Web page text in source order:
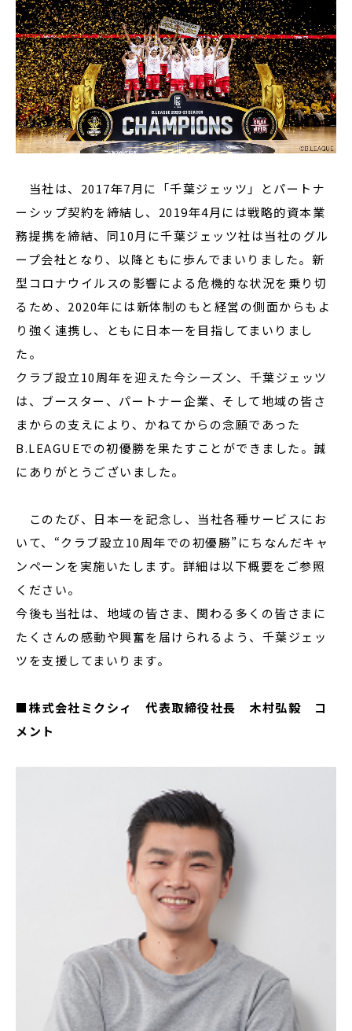
当社は、2017年7月に「千葉ジェッツ」とパートナ
ーシップ契約を締結し、2019年4月には戦略的資本業
務提携を締結、同10月に千葉ジェッツ社は当社のグル
ープ会社となり、以降ともに歩んでまいりました。新
型コロナウイルスの影響による危機的な状況を乗り切
るため、2020年には新体制のもと経営の側面からもよ
り強く連携し、ともに日本一を目指してまいりまし
た。
クラブ設立10周年を迎えた今シーズン、千葉ジェッツ
は、ブースター、パートナー企業、そして地域の皆さ
まからの支えにより、かねてからの念願であった
B.LEAGUEでの初優勝を果たすことができました。誠
にありがとうございました。
このたび、日本一を記念し、当社各種サービスにお
いて、“クラブ設立10周年での初優勝”にちなんだキャ
ンペーンを実施いたします。詳細は以下概要をご参照
ください。
今後も当社は、地域の皆さま、関わる多くの皆さまに
たくさんの感動や興奮を届けられるよう、千葉ジェッ
ツを支援してまいります。
■株式会社ミクシィ 代表取締役社長 木村弘毅 コ
メント